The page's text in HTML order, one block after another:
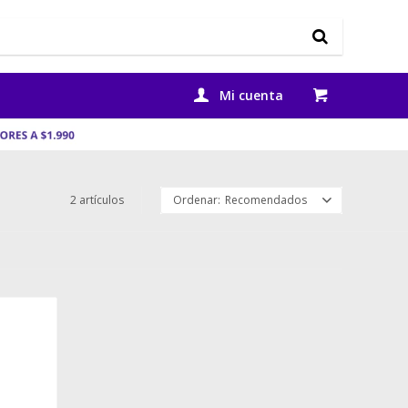
2 artículos Recomendados